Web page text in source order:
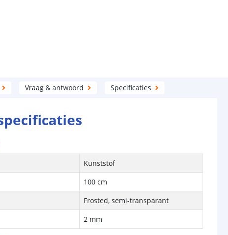
Vraag & antwoord Specificaties
Kunststof
100 cm
Frosted, semi-transparant
2 mm